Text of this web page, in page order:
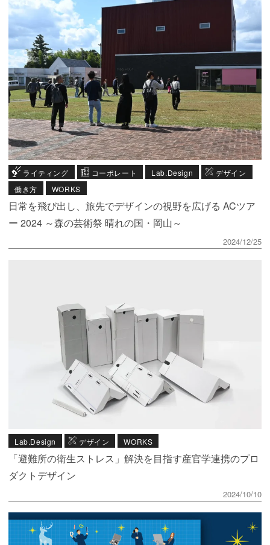
ライティング コーポレート Lab.Design
デザイン
働き方
WORKS
日常を飛び出し、旅先でデザインの視野を広げる ACツア
ー 2024 ～森の芸術祭 晴れの国・岡山～
2024/12/25
Lab.Design デザイン WORKS
「避難所の衛生ストレス」解決を目指す産官学連携のプロ
ダクトデザイン
2024/10/10